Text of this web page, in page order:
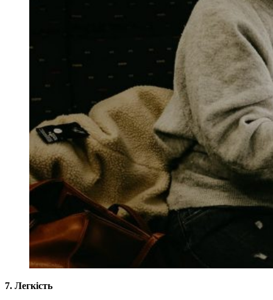
7. Легкість